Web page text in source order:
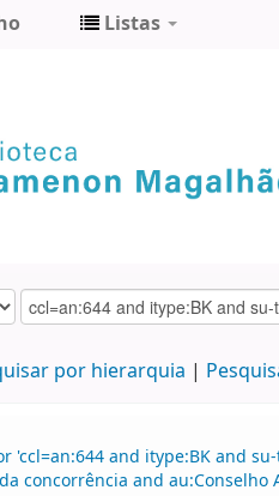
Listas
por hierarquia
'ccl=an:644 and itype:BK and
concorrência and